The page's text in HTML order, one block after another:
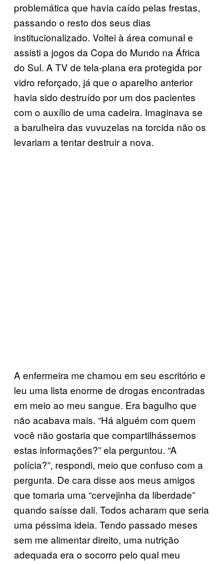
problemática que havia caído pelas frestas,
passando o resto dos seus dias
institucionalizado. Voltei à área comunal e
assisti a jogos da Copa do Mundo na África
do Sul. A TV de tela-plana era protegida por
vidro reforçado, já que o aparelho anterior
havia sido destruído por um dos pacientes
com o auxílio de uma cadeira. Imaginava se
a barulheira das vuvuzelas na torcida não os
levariam a tentar destruir a nova.
A enfermeira me chamou em seu escritório e
leu uma lista enorme de drogas encontradas
em meio ao meu sangue. Era bagulho que
não acabava mais. “Há alguém com quem
você não gostaria que compartilhássemos
estas informações?” ela perguntou. “A
polícia?”, respondi, meio que confuso com a
pergunta. De cara disse aos meus amigos
que tomaria uma “cervejinha da liberdade”
quando saísse dali. Todos acharam que seria
uma péssima ideia. Tendo passado meses
sem me alimentar direito, uma nutrição
adequada era o socorro pelo qual meu